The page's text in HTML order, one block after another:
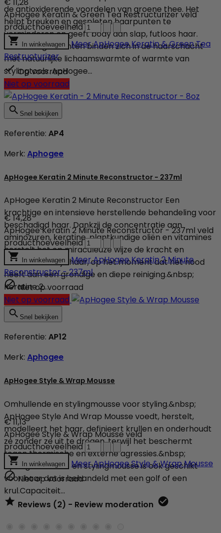
de antioxiderende voordelen van groene thee. Het
helpt breuken en gespleten haarpunten te
verminderen en geeft body aan slap, futloos haar.
Actieve ingrediënten binden zich in de haarschacht
met natuurlijke lichaamswarmte of warmte van
stylingtools. ApHogee...
ApHogee Keratin & Green Tea Restructurizer veld
producthoeveelheid
 In winkelwagen MeerApHogee Keratin & Green Tea
Restructurizer
Op voorraad
Niet op voorraad
 Snel bekijken
Referentie: AP4
Merk: Aphogee
ApHogee Keratin 2 Minute Reconstructor - 237ml
ApHogee Keratin 2 Minute Reconstructor Een
krachtige en intensieve herstellende behandeling voor
beschadigd haar. Dankzij de concentratie aan
aminozuren, keratine, plantkundige oliën en vitamines
herstelt het op miraculeuze wijze de kracht en
zachtheid van je haar, op het moment dat het nood
heeft aan een grondige en diepe reiniging.&nbsp;
Keratine 2...
€ 14,28
ApHogee Keratin 2 Minute Reconstructor - 237ml veld
producthoeveelheid
 In winkelwagen MeerApHogee Keratin 2 Minute
Reconstructor - 237ml
Niet op voorraad
Niet op voorraad
 Snel bekijken
Referentie: AP12
Merk: Aphogee
ApHogee Style & Wrap Mousse
Omhullende en stylingmousse voor styling.&nbsp;
ApHogee Style And Wrap Mousse voedt, herstelt,
modelleert het haar, definieert krullen en onderhoudt
ze zonder ze uit te drogen, terwijl het beschermt
tegen thermische en externe agressies.&nbsp;
ApHogee wikkel- en stylingmousse is ook geschikt
voor haar dat is behandeld met een golf of een
krul.Capaciteit...
€ 11,13
ApHogee Style & Wrap Mousse veld
producthoeveelheid
 In winkelwagen MeerApHogee Style & Wrap Mousse
Niet op voorraad
 Reviews (2) - Review moderation 